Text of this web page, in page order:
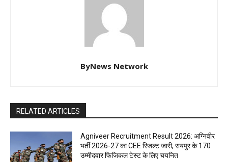
ByNews Network
RELATED ARTICLES
Agniveer Recruitment Result 2026: अग्निवीर
भर्ती 2026-27 का CEE रिजल्ट जारी, रायपुर के 170
उम्मीदवार फिजिकल टेस्ट के लिए चयनित